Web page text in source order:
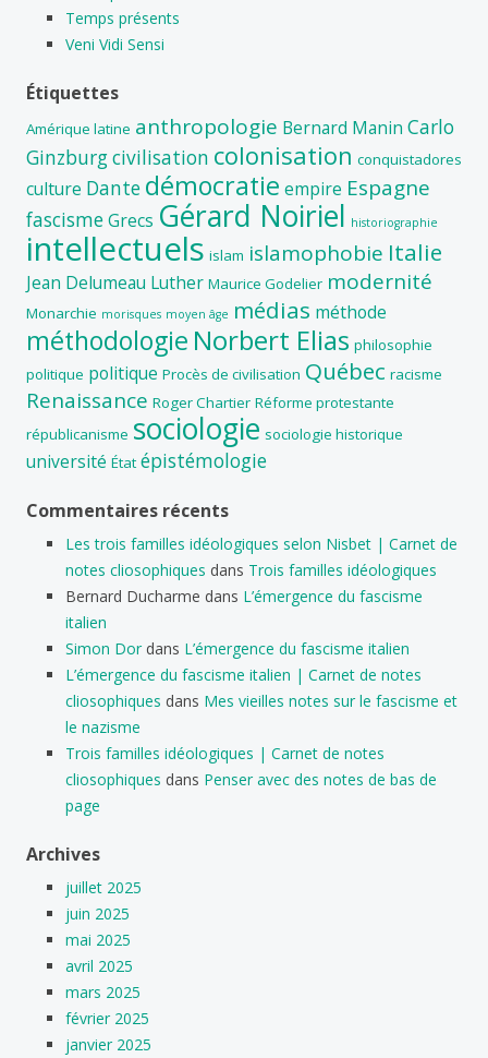
Temps présents
Veni Vidi Sensi
Étiquettes
Amérique latine anthropologie Bernard Manin Carlo
Ginzburgcivilisation colonisation conquistadores
culture Dante démocratie empire Espagne
fascismeGrecs Gérard Noiriel historiographie
intellectuels islam islamophobie Italie
Jean Delumeau Luther Maurice Godelier modernité
Monarchie morisques moyen âge médias méthode
méthodologie Norbert Elias philosophie
politique politique Procès de civilisation Québec racisme
Renaissance Roger Chartier Réforme protestante
républicanisme sociologie sociologie historique
université État épistémologie
Commentaires récents
Les trois familles idéologiques selon Nisbet | Carnet de
notes cliosophiques dans Trois familles idéologiques
Bernard Ducharme dans L’émergence du fascisme
italien
Simon Dor dans L’émergence du fascisme italien
L’émergence du fascisme italien | Carnet de notes
cliosophiques dans Mes vieilles notes sur le fascisme et
le nazisme
Trois familles idéologiques | Carnet de notes
cliosophiques dans Penser avec des notes de bas de
page
Archives
juillet 2025
juin 2025
mai 2025
avril 2025
mars 2025
février 2025
janvier 2025